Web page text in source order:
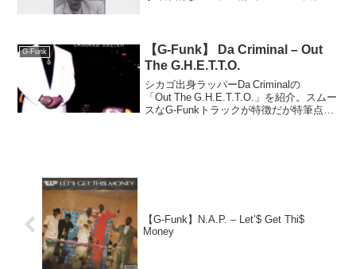
G-Funk
【G-Funk】 Da Criminal – Out
The G.H.E.T.T.O.
シカゴ出身ラッパーDa Criminalの
「Out The G.H.E.T.T.O.」を紹介。スムー
スなG‑Funkトラックが特徴だが特筆点は
【G-Funk】N.A.P. – Let’$ Get Thi$
Money